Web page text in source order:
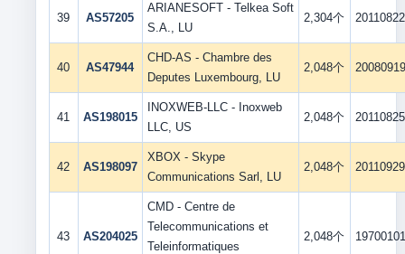
39 AS57205
ARIANESOFT - Telkea Soft
S.A., LU
2,304个 20110822
40 AS47944
CHD-AS - Chambre des
Deputes Luxembourg, LU
2,048个 20080919
41 AS198015
INOXWEB-LLC - Inoxweb
LLC, US
2,048个 20110825
42 AS198097
XBOX - Skype
Communications Sarl, LU
2,048个 20110929
43 AS204025
CMD - Centre de
Telecommunications et
Teleinformatiques
2,048个 19700101